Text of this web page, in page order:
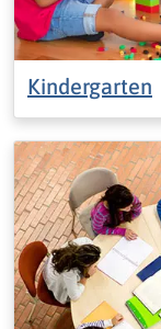
Kindergarten